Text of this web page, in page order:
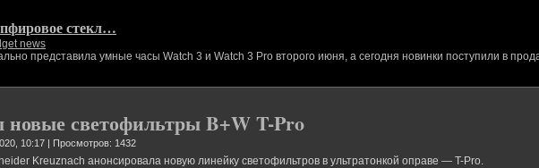
стекл…
news
представила умные часы Watch 3 и Watch 3 Pro второго июня, а сегодня новинки поступили в
новые светофильтры B+W T-Pro
10:17 | Просмотров: 1432
Kreuznach анонсировала новую линейку светофильтров в ультратонкой оправе — T-Pro.